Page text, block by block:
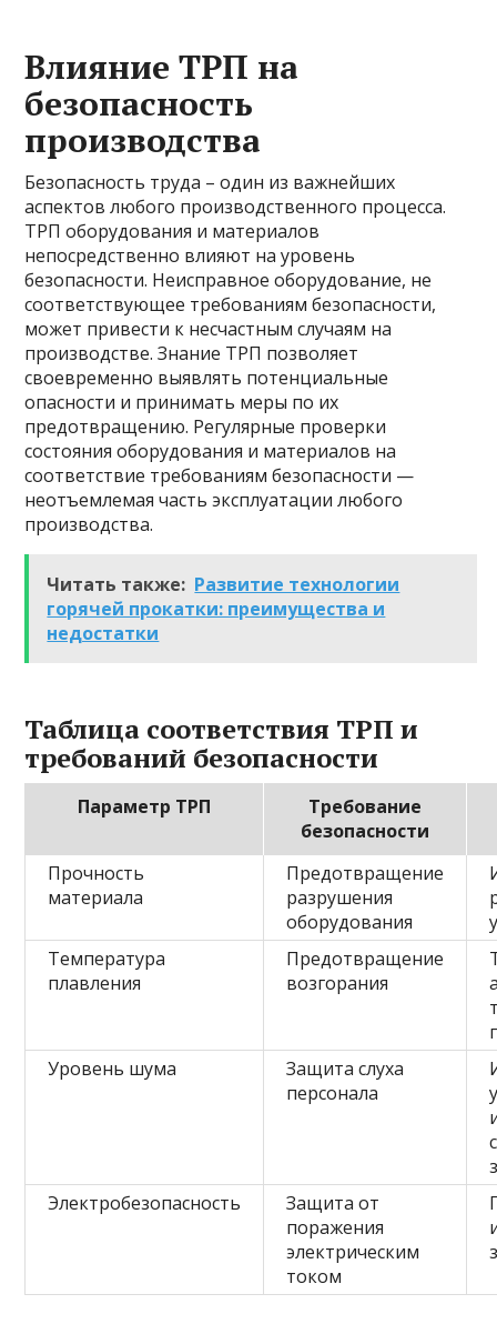
Влияние ТРП на
безопасность
производства
Безопасность труда – один из важнейших
аспектов любого производственного процесса.
ТРП оборудования и материалов
непосредственно влияют на уровень
безопасности. Неисправное оборудование, не
соответствующее требованиям безопасности,
может привести к несчастным случаям на
производстве. Знание ТРП позволяет
своевременно выявлять потенциальные
опасности и принимать меры по их
предотвращению. Регулярные проверки
состояния оборудования и материалов на
соответствие требованиям безопасности —
неотъемлемая часть эксплуатации любого
производства.
Читать также: Развитие технологии
горячей прокатки: преимущества и
недостатки
Таблица соответствия ТРП и
требований безопасности
Параметр ТРП
Требование
безопасности
Прочность
материала
Предотвращение
разрушения
оборудования
Температура
плавления
Предотвращение
возгорания
Уровень шума
Защита слуха
персонала
Электробезопасность
Защита от
поражения
электрическим
током